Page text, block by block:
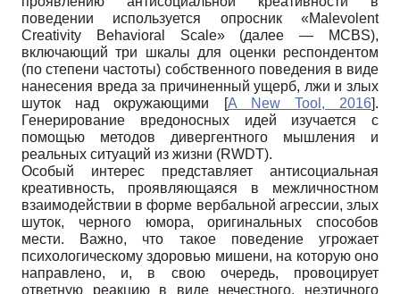
поведении используется опросник «Malevolent
Creativity Behavioral Scale» (далее — MCBS),
включающий три шкалы для оценки респондентом
(по степени частоты) собственного поведения в виде
нанесения вреда за причиненный ущерб, лжи и злых
шуток над окружающими
[A New Tool, 2016].
Генерирование вредоносных идей изучается с
помощью методов дивергентного мышления и
реальных ситуаций из жизни (RWDT).
Особый интерес представляет антисоциальная
креативность, проявляющаяся в межличностном
взаимодействии в форме вербальной агрессии, злых
шуток, черного юмора, оригинальных способов
мести. Важно, что такое поведение угрожает
психологическому здоровью мишени, на которую оно
направлено, и, в свою очередь, провоцирует
ответную реакцию в виде нечестного, неэтичного